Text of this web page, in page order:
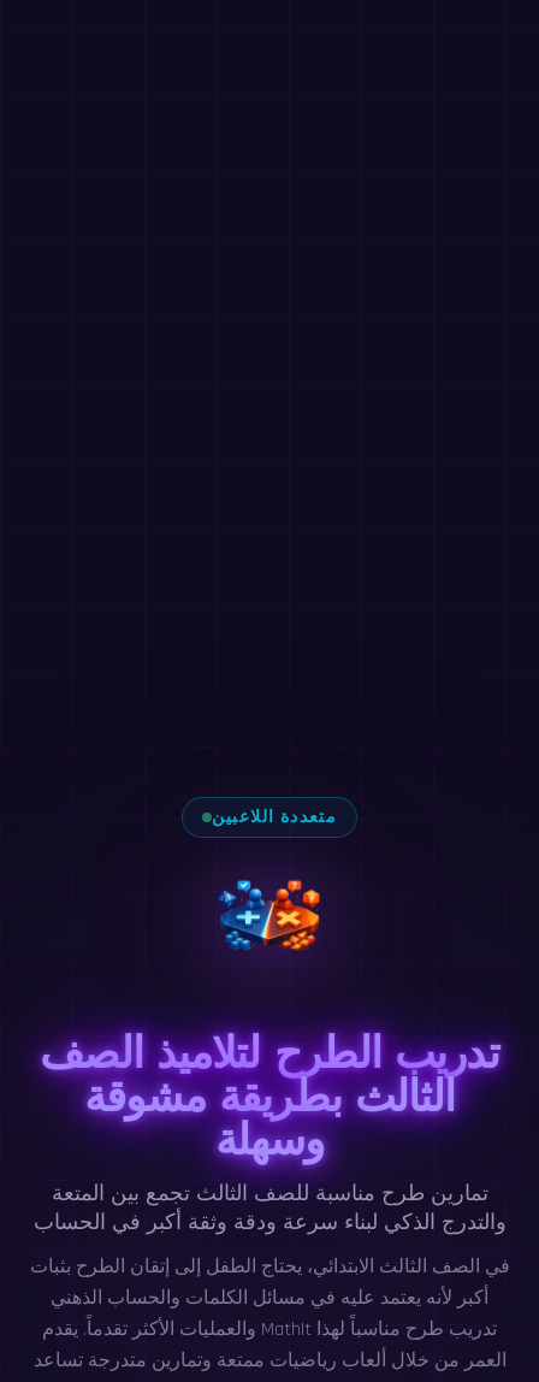
متعددة اللاعبين
تدريب الطرح لتلاميذ الصف
الثالث بطريقة مشوقة
وسهلة
تمارين طرح مناسبة للصف الثالث تجمع بين المتعة
والتدرج الذكي لبناء سرعة ودقة وثقة أكبر في الحساب
في الصف الثالث الابتدائي، يحتاج الطفل إلى إتقان الطرح بثبات
أكبر لأنه يعتمد عليه في مسائل الكلمات والحساب الذهني
والعمليات الأكثر تقدماً. يقدم MathIt تدريب طرح مناسباً لهذا
العمر من خلال ألعاب رياضيات ممتعة وتمارين متدرجة تساعد